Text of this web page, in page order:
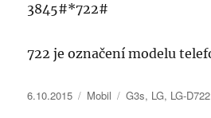
3845#*722#
722 je označení modelu
Publikováno:
6.10.2015 Rubriky:
Mobil Štítky:
G3s, LG, LG-D722